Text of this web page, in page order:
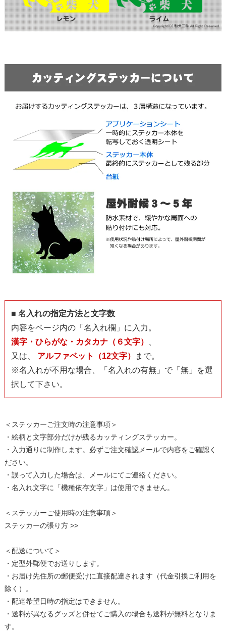
■ 名入れの指定方法と文字数
内容をページ内の「名入れ欄」に入力。
漢字・ひらがな・カタカナ（６文字）
又は、 アルファベット（12文字）
まで。
※名入れが不用な場合、「名入れの有無」で「無」を選
択して下さい。
＜ステッカーご注文時の注意事項＞
・絵柄と文字部分だけが残るカッティングステッカー。
・入力通りに制作します。必ずご注文確認メールで内容をご確認く
ださい。
・誤って入力した場合は、メールにてご連絡ください。
・名入れ文字に「機種依存文字」は使用できません。
＜ステッカーご使用時の注意事項＞
ステッカーの張り方 >>
＜配送について＞
・定型外郵便でお送りします。
・お届け先住所の郵便受けに直接配達されます（代金引換ご利用を
除く）。
・配達希望日時の指定はできません。
・送料が異なるグッズと併せてご購入の場合も送料が無料となりま
す。